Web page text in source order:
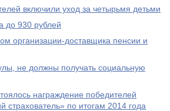
включили уход за четырьмя детьми
до 930 рублей
организации-доставщика пенсии и
не должны получать социальную
награждение победителей
страхователь» по итогам 2014 года